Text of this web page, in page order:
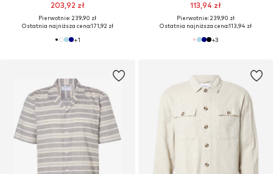
203,92 zł
Pierwotnie: 239,90 zł
Ostatnia najniższa cena:171,92 zł
+1
113,94 zł
Pierwotnie: 239,90 zł
Ostatnia najniższa cena:113,94 zł
+3